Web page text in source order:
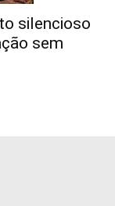
silencioso
sem